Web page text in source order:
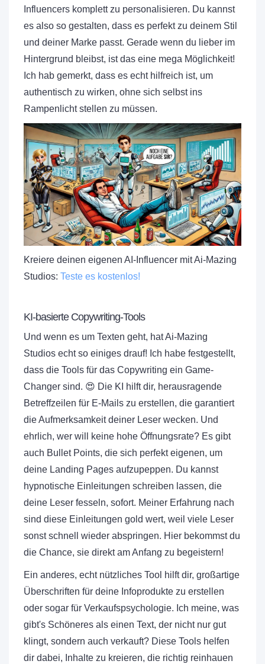
Influencers komplett zu personalisieren. Du kannst
es also so gestalten, dass es perfekt zu deinem Stil
und deiner Marke passt. Gerade wenn du lieber im
Hintergrund bleibst, ist das eine mega Möglichkeit!
Ich hab gemerkt, dass es echt hilfreich ist, um
authentisch zu wirken, ohne sich selbst ins
Rampenlicht stellen zu müssen.
Kreiere deinen eigenen AI-Influencer mit Ai-Mazing
Studios: Teste es kostenlos!
KI-basierte Copywriting-Tools
Und wenn es um Texten geht, hat Ai-Mazing
Studios echt so einiges drauf! Ich habe festgestellt,
dass die Tools für das Copywriting ein Game-
Changer sind. 😍 Die KI hilft dir, herausragende
Betreffzeilen für E-Mails zu erstellen, die garantiert
die Aufmerksamkeit deiner Leser wecken. Und
ehrlich, wer will keine hohe Öffnungsrate? Es gibt
auch Bullet Points, die sich perfekt eigenen, um
deine Landing Pages aufzupeppen. Du kannst
hypnotische Einleitungen schreiben lassen, die
deine Leser fesseln, sofort. Meiner Erfahrung nach
sind diese Einleitungen gold wert, weil viele Leser
sonst schnell wieder abspringen. Hier bekommst du
die Chance, sie direkt am Anfang zu begeistern!
Ein anderes, echt nützliches Tool hilft dir, großartige
Überschriften für deine Infoprodukte zu erstellen
oder sogar für Verkaufspsychologie. Ich meine, was
gibt's Schöneres als einen Text, der nicht nur gut
klingt, sondern auch verkauft? Diese Tools helfen
dir dabei, Inhalte zu kreieren, die richtig reinhauen